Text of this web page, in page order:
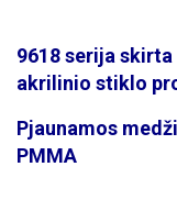
9618 serija
akrilinio stiklo
Pjaunamos
PMMA